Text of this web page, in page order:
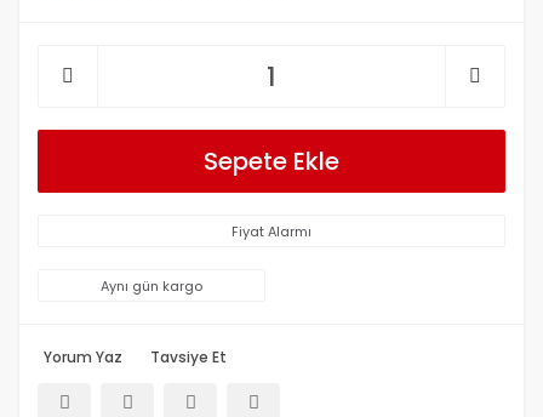
Sepete Ekle
Fiyat Alarmı
Aynı gün kargo
Yorum Yaz Tavsiye Et